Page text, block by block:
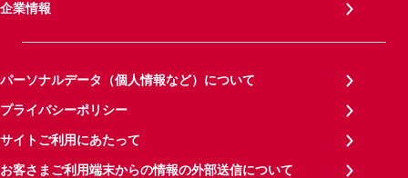
企業情報
パーソナルデータ（個人情報など）について
プライバシーポリシー
サイトご利用にあたって
お客さまご利用端末からの情報の外部送信について